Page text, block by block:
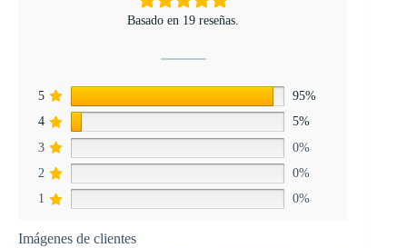
Basado en 19 reseñas.
5
95%
4
5%
3
0%
2
0%
1
0%
Imágenes de clientes